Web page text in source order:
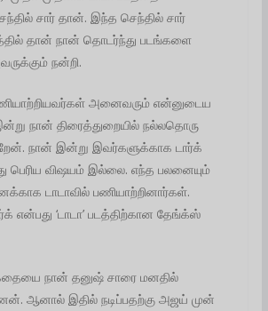
சார் தான்.‌ இந்த செந்தில் சார்
தான் நான் தொடர்ந்து படங்களை
நன்றி.
அனைவரும் என்னுடைய
நான் திரைத்துறையில் நல்லதொரு
நான் இன்று இவர்களுக்காக டார்க்
பெரிய விஷயம் இல்லை. எந்த பலனையும்
டாடாவில் பணியாற்றினார்கள்.
என்பது ‘டாடா’ படத்திற்கான தேங்க்ஸ்
நான் தனுஷ் சாரை மனதில்
ஆனால் இதில் நடிப்பதற்கு அஜய் முன்